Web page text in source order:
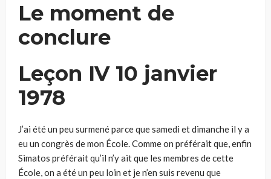
Le moment de
conclure
Leçon IV 10 janvier
1978
J’ai été un peu surmené parce que samedi et dimanche il y a
eu un congrès de mon École. Comme on préférait que, enfin
Simatos préférait qu’il n’y ait que les membres de cette
École, on a été un peu loin et je n’en suis revenu que